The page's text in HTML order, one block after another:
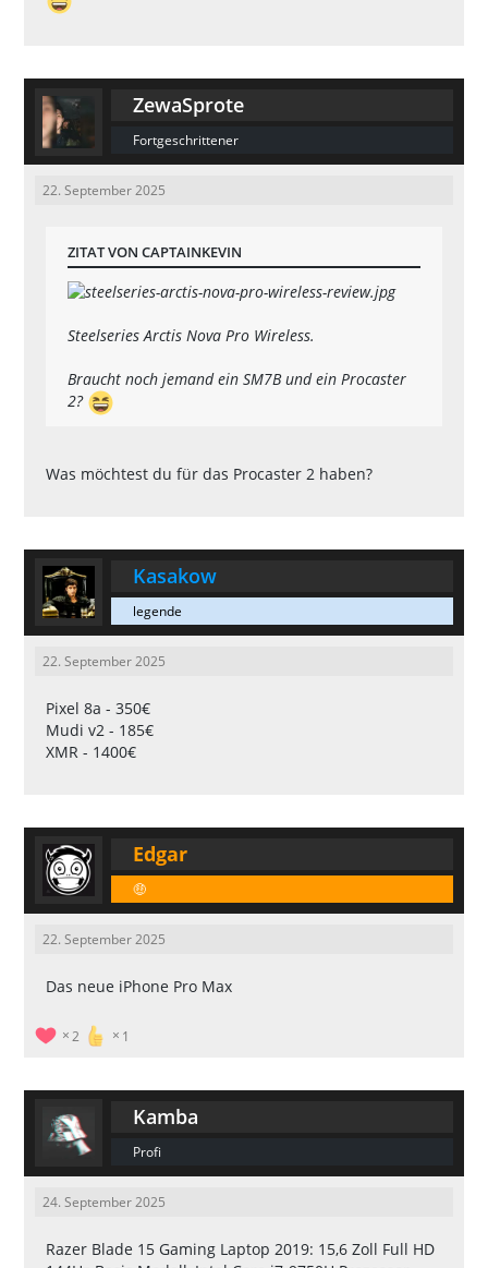
ZewaSprote
Fortgeschrittener
22. September 2025
ZITAT VON CAPTAINKEVIN
Steelseries Arctis Nova Pro Wireless.
Braucht noch jemand ein SM7B und ein Procaster
2?
Was möchtest du für das Procaster 2 haben?
Kasakow
legende
22. September 2025
Pixel 8a - 350€
Mudi v2 - 185€
XMR - 1400€
Edgar
🤑
22. September 2025
Das neue iPhone Pro Max
2 1
Kamba
Profi
24. September 2025
Razer Blade 15 Gaming Laptop 2019: 15,6 Zoll Full HD